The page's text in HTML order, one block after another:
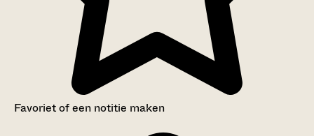
Favoriet of een notitie maken